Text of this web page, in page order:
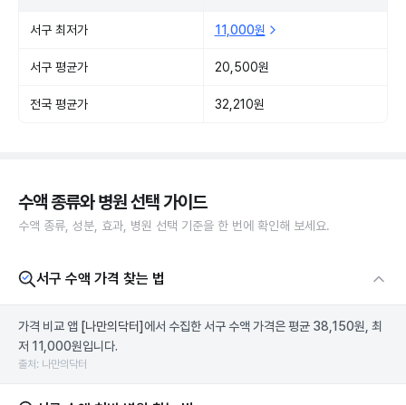
서구 최저가 11,000원
서구 평균가 20,500원
전국 평균가 32,210원
수액 종류와 병원 선택 가이드
수액 종류, 성분, 효과, 병원 선택 기준을 한 번에 확인해 보세요.
서구 수액 가격 찾는 법
가격 비교 앱 [나만의닥터] 에서 수집한 서구 수액 가격은 평균 38,150원, 최
저 11,000원입니다.
출처: 나만의닥터